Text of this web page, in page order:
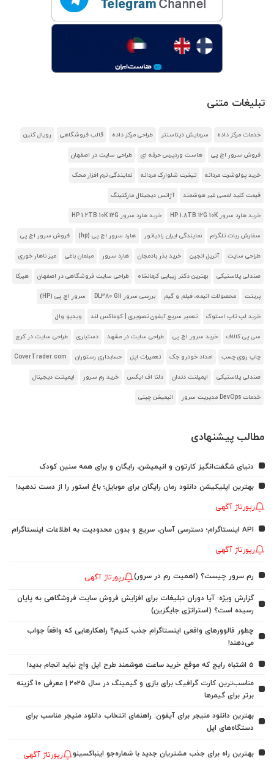
تبلیغات متنی
خدمات مرکز داده سرمایش دیتاسنتر طراحی مرکز داده قالب فروشگاهی رویال کنین
فروش سرور اچ پی هاست وردپرس حرفه ای طراحی سایت در اصفهان
خرید پولوشرت مردانه تیشرت شلوارک مردانه نمایندگی نرم افزار محک
قیمت کلید لمسی غیر هوشمند آژانس دیجیتال مارکتینگ
خرید هارد سرور HP 1.8TB 12G 10K خرید هارد سرور HP 1.2TB 10K 12G
سفارش ربات تلگرام نمایندگی ایران رادیاتور هارد سرور اچ پی (hp) فروش سرور اچ پی
طراحی سایت آنریل انجین خرید بذر بادمجان هارد سرور مبلمان باغی میز ناهار خوری
صندلی پلاستیکی بهترین دکتر زیبایی کرمانشاه طراحی سایت فروشگاهی در اصفهان هیرکا
پرینت محصولات انیمه، فیلم و گیم بررسی سرور DL380 G11 سرور اچ پی (HP)
خرید لپ تاپ استوک تعمیر سریع آیفون تصویری | کوماکس لند ویدیو وال
سی پی کالاف خرید سرور اچ پی طراحی سایت در مشهد دستیاری طراحی سایت در کرج
چاپ روی چسب امداد خودرو جک تعمیرات اپل حسابداری رستوران CoverTrader.com
صندلی پلاستیکی ایمپلنت دندان دلتا اف ایکس خرید رم سرور ایمپلنت دیجیتال
خدمات DevOps مدیریت سرور انیمیشن چینی
مطالب پیشنهادی
دنیای شگفت‌انگیز کارتون و انیمیشن، رایگان و برای همه سنین کودک
بهترین اپلیکیشن دانلود رمان رایگان برای موبایل؛ باغ استور را از دست ندهید!
رپورتاژ آگهی
API اینستاگرام؛ دسترسی آسان، سریع و بدون محدودیت به اطلاعات اینستاگرام
رپورتاژ آگهی
رم سرور چیست؟ (اهمیت رم در سرور) رپورتاژ آگهی
گزارش ویژه: آیا دوران تبلیغات برای افزایش فروش سایت فروشگاهی به پایان
رسیده است؟ (استراتژی جایگزین)
چطور فالوورهای واقعی اینستاگرام جذب کنیم؟ راهکارهایی که واقعاً جواب
می‌دهند!
5 اشتباه رایج که موقع خرید ساعت هوشمند طرح اپل واچ نباید انجام بدید!
مناسب‌ترین کارت گرافیک برای بازی و گیمینگ در سال ۲۰۲۵ | معرفی ۱۰ گزینه
برتر برای گیمرها
بهترین دانلود منیجر برای آیفون: راهنمای انتخاب دانلود منیجر مناسب برای
دستگاه‌های اپل
بهترین راه برای جذب مشتریان جدید با شماره‌جو اینباکسینو رپورتاژ آگهی